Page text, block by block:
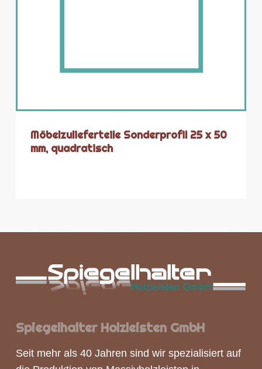
Möbelzulieferteile Sonderprofil 25 x 50
mm, quadratisch
Spiegelhalter Holzleisten GmbH
Seit mehr als 40 Jahren sind wir spezialisiert auf